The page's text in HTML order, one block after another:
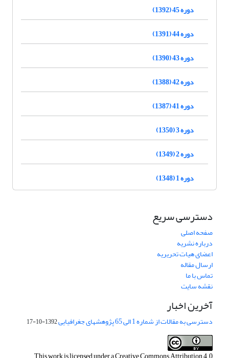
دوره 45 (1392)
دوره 44 (1391)
دوره 43 (1390)
دوره 42 (1388)
دوره 41 (1387)
دوره 3 (1350)
دوره 2 (1349)
دوره 1 (1348)
دسترسی سریع
صفحه اصلی
درباره نشریه
اعضای هیات تحریریه
ارسال مقاله
تماس با ما
نقشه سایت
آخرین اخبار
دسترسی به مقالات از شماره 1 الی 65 پژوهشهای جغرافیایی 1392-10-17